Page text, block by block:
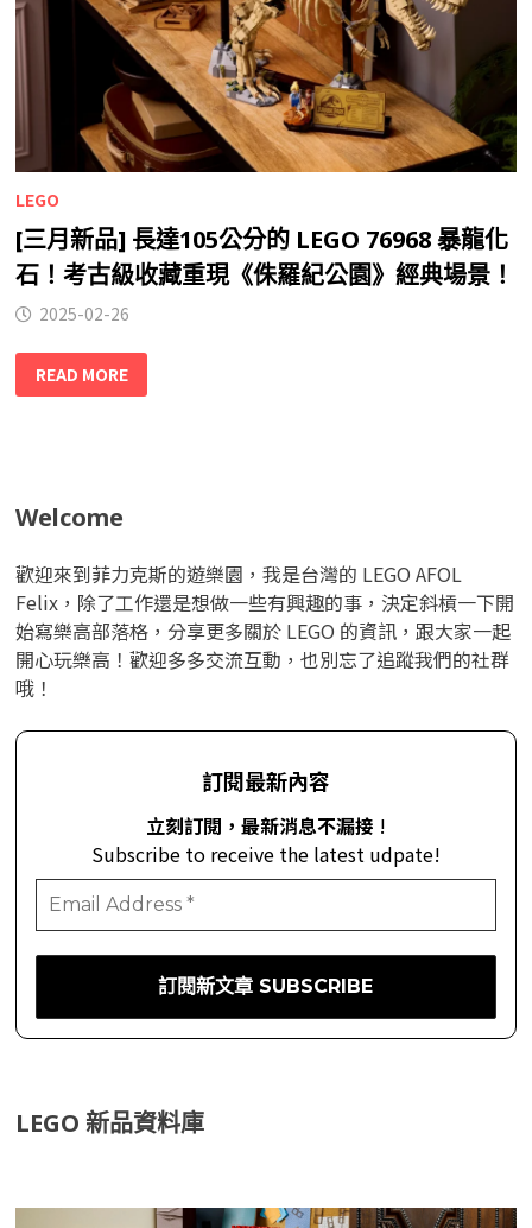
LEGO
[三月新品] 長達105公分的 LEGO 76968 暴龍化
石！考古級收藏重現《侏羅紀公園》經典場景！
2025-02-26
READ MORE
Welcome
歡迎來到菲力克斯的遊樂園，我是台灣的 LEGO AFOL
Felix，除了工作還是想做一些有興趣的事，決定斜槓一下開
始寫樂高部落格，分享更多關於 LEGO 的資訊，跟大家一起
開心玩樂高！歡迎多多交流互動，也別忘了追蹤我們的社群
哦！
訂閱最新內容
立刻訂閱，最新消息不漏接 !
Subscribe to receive the latest udpate!
LEGO 新品資料庫